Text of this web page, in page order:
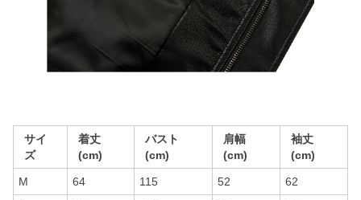
サイ
ズ
着丈
(cm)
バスト
(cm)
肩幅
(cm)
袖丈
(cm)
M 64 115 52 62